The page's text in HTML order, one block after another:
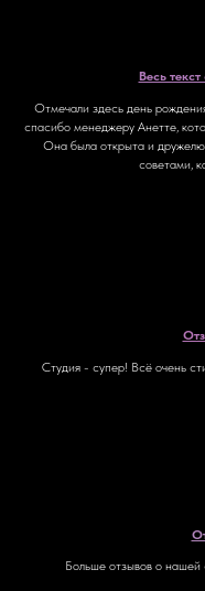
Весь
Отмечали здесь день
спасибо менеджеру Анетте,
Она была открыта и
советами,
Студия - супер! Всё очень
Больше отзывов о